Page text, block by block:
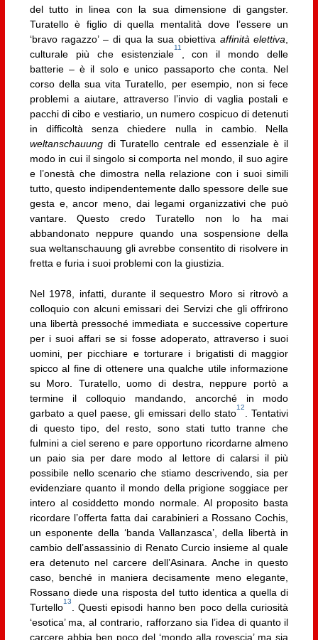
del tutto in linea con la sua dimensione di gangster.
Turatello è figlio di quella mentalità dove l’essere un
‘bravo ragazzo’ – di qua la sua obiettiva affinità elettiva
culturale più che esistenziale
11
, con il mondo delle
batterie – è il solo e unico passaporto che conta. Nel
corso della sua vita Turatello, per esempio, non si fece
problemi a aiutare, attraverso l’invio di vaglia postali e
pacchi di cibo e vestiario, un numero cospicuo di detenuti
in difficoltà senza chiedere nulla in cambio. Nella
weltanschauungdi Turatello centrale ed essenziale è il
modo in cui il singolo si comporta nel mondo, il suo agire
e l’onestà che dimostra nella relazione con i suoi simili
tutto, questo indipendentemente dallo spessore delle sue
gesta e, ancor meno, dai legami organizzativi che può
vantare. Questo credo Turatello non lo ha mai
abbandonato neppure quando una sospensione della
sua weltanschauung gli avrebbe consentito di risolvere in
fretta e furia i suoi problemi con la giustizia.
Nel 1978, infatti, durante il sequestro Moro si ritrovò a
colloquio con alcuni emissari dei Servizi che gli offrirono
una libertà pressoché immediata e successive coperture
per i suoi affari se si fosse adoperato, attraverso i suoi
uomini, per picchiare e torturare i brigatisti di maggior
spicco al fine di ottenere una qualche utile informazione
su Moro. Turatello, uomo di destra, neppure portò a
termine il colloquio mandando, ancorché in modo
garbato a quel paese, gli emissari dello stato
12
. Tentativi
di questo tipo, del resto, sono stati tutto tranne che
fulmini a ciel sereno e pare opportuno ricordarne almeno
un paio sia per dare modo al lettore di calarsi il più
possibile nello scenario che stiamo descrivendo, sia per
evidenziare quanto il mondo della prigione soggiace per
intero al cosiddetto mondo normale. Al proposito basta
ricordare l’offerta fatta dai carabinieri a Rossano Cochis,
un esponente della ‘banda Vallanzasca’, della libertà in
cambio dell’assassinio di Renato Curcio insieme al quale
era detenuto nel carcere dell’Asinara. Anche in questo
caso, benché in maniera decisamente meno elegante,
Rossano diede una risposta del tutto identica a quella di
Turtello
13
. Questi episodi hanno ben poco della curiosità
‘esotica’ ma, al contrario, rafforzano sia l’idea di quanto il
carcere abbia ben poco del ‘mondo alla rovescia’ ma sia